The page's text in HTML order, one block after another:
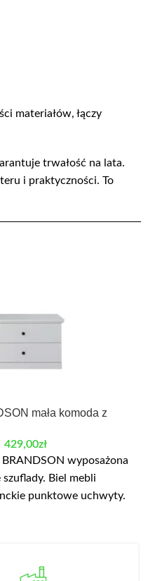
materiałów, łączy
trwałość na lata.
i praktyczności. To
mała komoda z
429,00zł
wyposażona
Biel mebli
punktowe uchwyty.
wysokość 49 cm,